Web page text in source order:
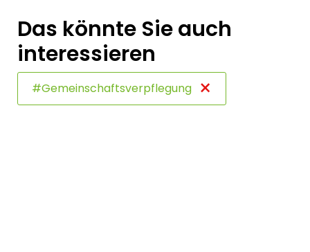
Das könnte Sie auch
interessieren
#Gemeinschaftsverpflegung ×